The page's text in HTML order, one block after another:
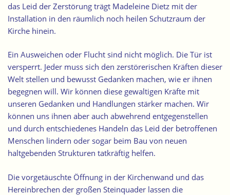
das Leid der Zerstörung trägt Madeleine Dietz mit der
Installation in den räumlich noch heilen Schutzraum der
Kirche hinein.
Ein Ausweichen oder Flucht sind nicht möglich. Die Tür ist
versperrt. Jeder muss sich den zerstörerischen Kräften dieser
Welt stellen und bewusst Gedanken machen, wie er ihnen
begegnen will. Wir können diese gewaltigen Kräfte mit
unseren Gedanken und Handlungen stärker machen. Wir
können uns ihnen aber auch abwehrend entgegenstellen
und durch entschiedenes Handeln das Leid der betroffenen
Menschen lindern oder sogar beim Bau von neuen
haltgebenden Strukturen tatkräftig helfen.
Die vorgetäuschte Öffnung in der Kirchenwand und das
Hereinbrechen der großen Steinquader lassen die